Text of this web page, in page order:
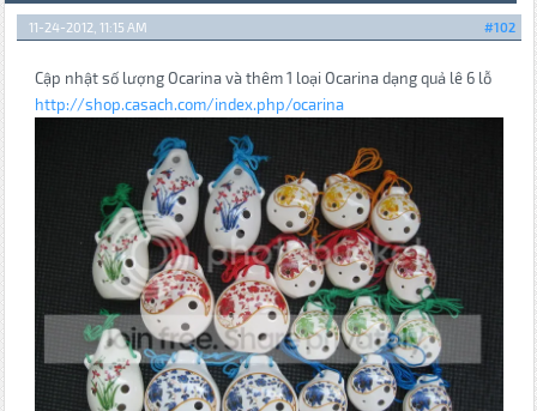
#102
11-24-2012, 11:15 AM
Cập nhật số lượng Ocarina và thêm 1 loại Ocarina dạng quả lê 6 lỗ
http://shop.casach.com/index.php/ocarina